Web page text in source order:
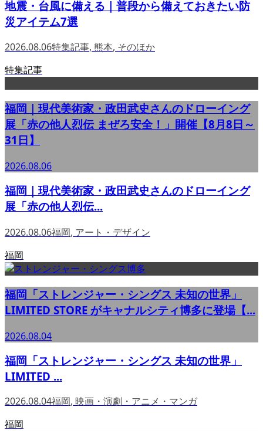
地震・台風に備える｜普段から備えておきたい防
災アイテム7選
2026.08.06特集記事, 熊本, そのほか
特集記事
福岡｜現代美術家・政田武史さんのドローイング
展「赤の他人烈伝 まぜろ安全！」開催【8月8日～
31日】
2026.08.06
福岡｜現代美術家・政田武史さんのドローイング
展「赤の他人烈伝...
2026.08.06福岡, アート・デザイン
福岡
福岡「ストレンジャー・シングス 未知の世界」
LIMITED STORE がキャナルシティ博多に登場【...
2026.08.04
福岡「ストレンジャー・シングス 未知の世界」
LIMITED ...
2026.08.04福岡, 映画・演劇・アニメ・マンガ
福岡